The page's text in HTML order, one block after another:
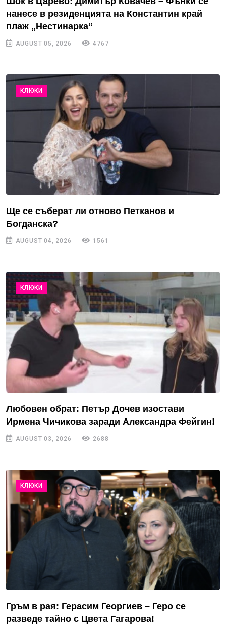
нанесе в резиденцията на Константин край
плаж „Нестинарка“
AUGUST 05, 2026 4767
КЛЮКИ
Ще се съберат ли отново Петканов и
Богданска?
AUGUST 04, 2026 1561
КЛЮКИ
Любовен обрат: Петър Дочев изостави
Ирмена Чичикова заради Александра Фейгин!
AUGUST 03, 2026 2688
КЛЮКИ
Гръм в рая: Герасим Георгиев – Геро се
разведе тайно с Цвета Гагарова!